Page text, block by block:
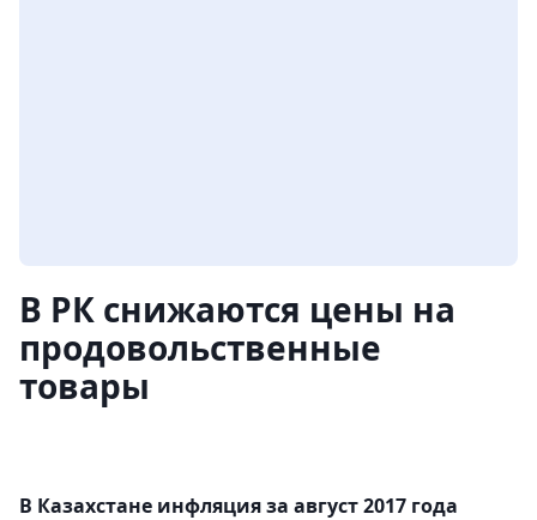
В РК снижаются цены на
продовольственные
товары
В Казахстане инфляция за август 2017 года